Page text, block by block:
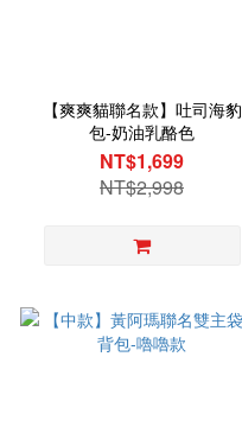
【爽爽貓聯名款】吐司海豹
包-奶油乳酪色
NT$1,699
NT$2,998